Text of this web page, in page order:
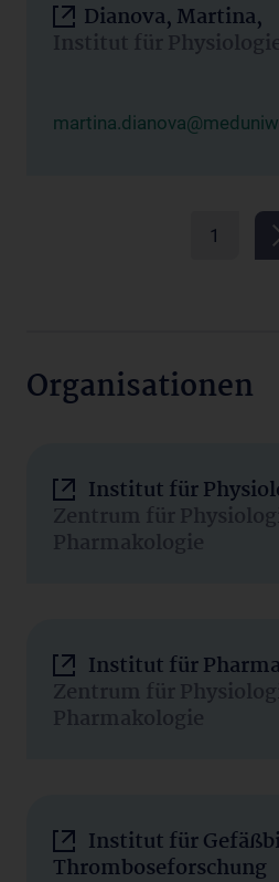
Dianova, Martina,
Institut für
1
Organisationen
Institut für
Zentrum für
Pharmakologie
Institut für
Zentrum für
Pharmakologie
Institut für
Thromboseforschung